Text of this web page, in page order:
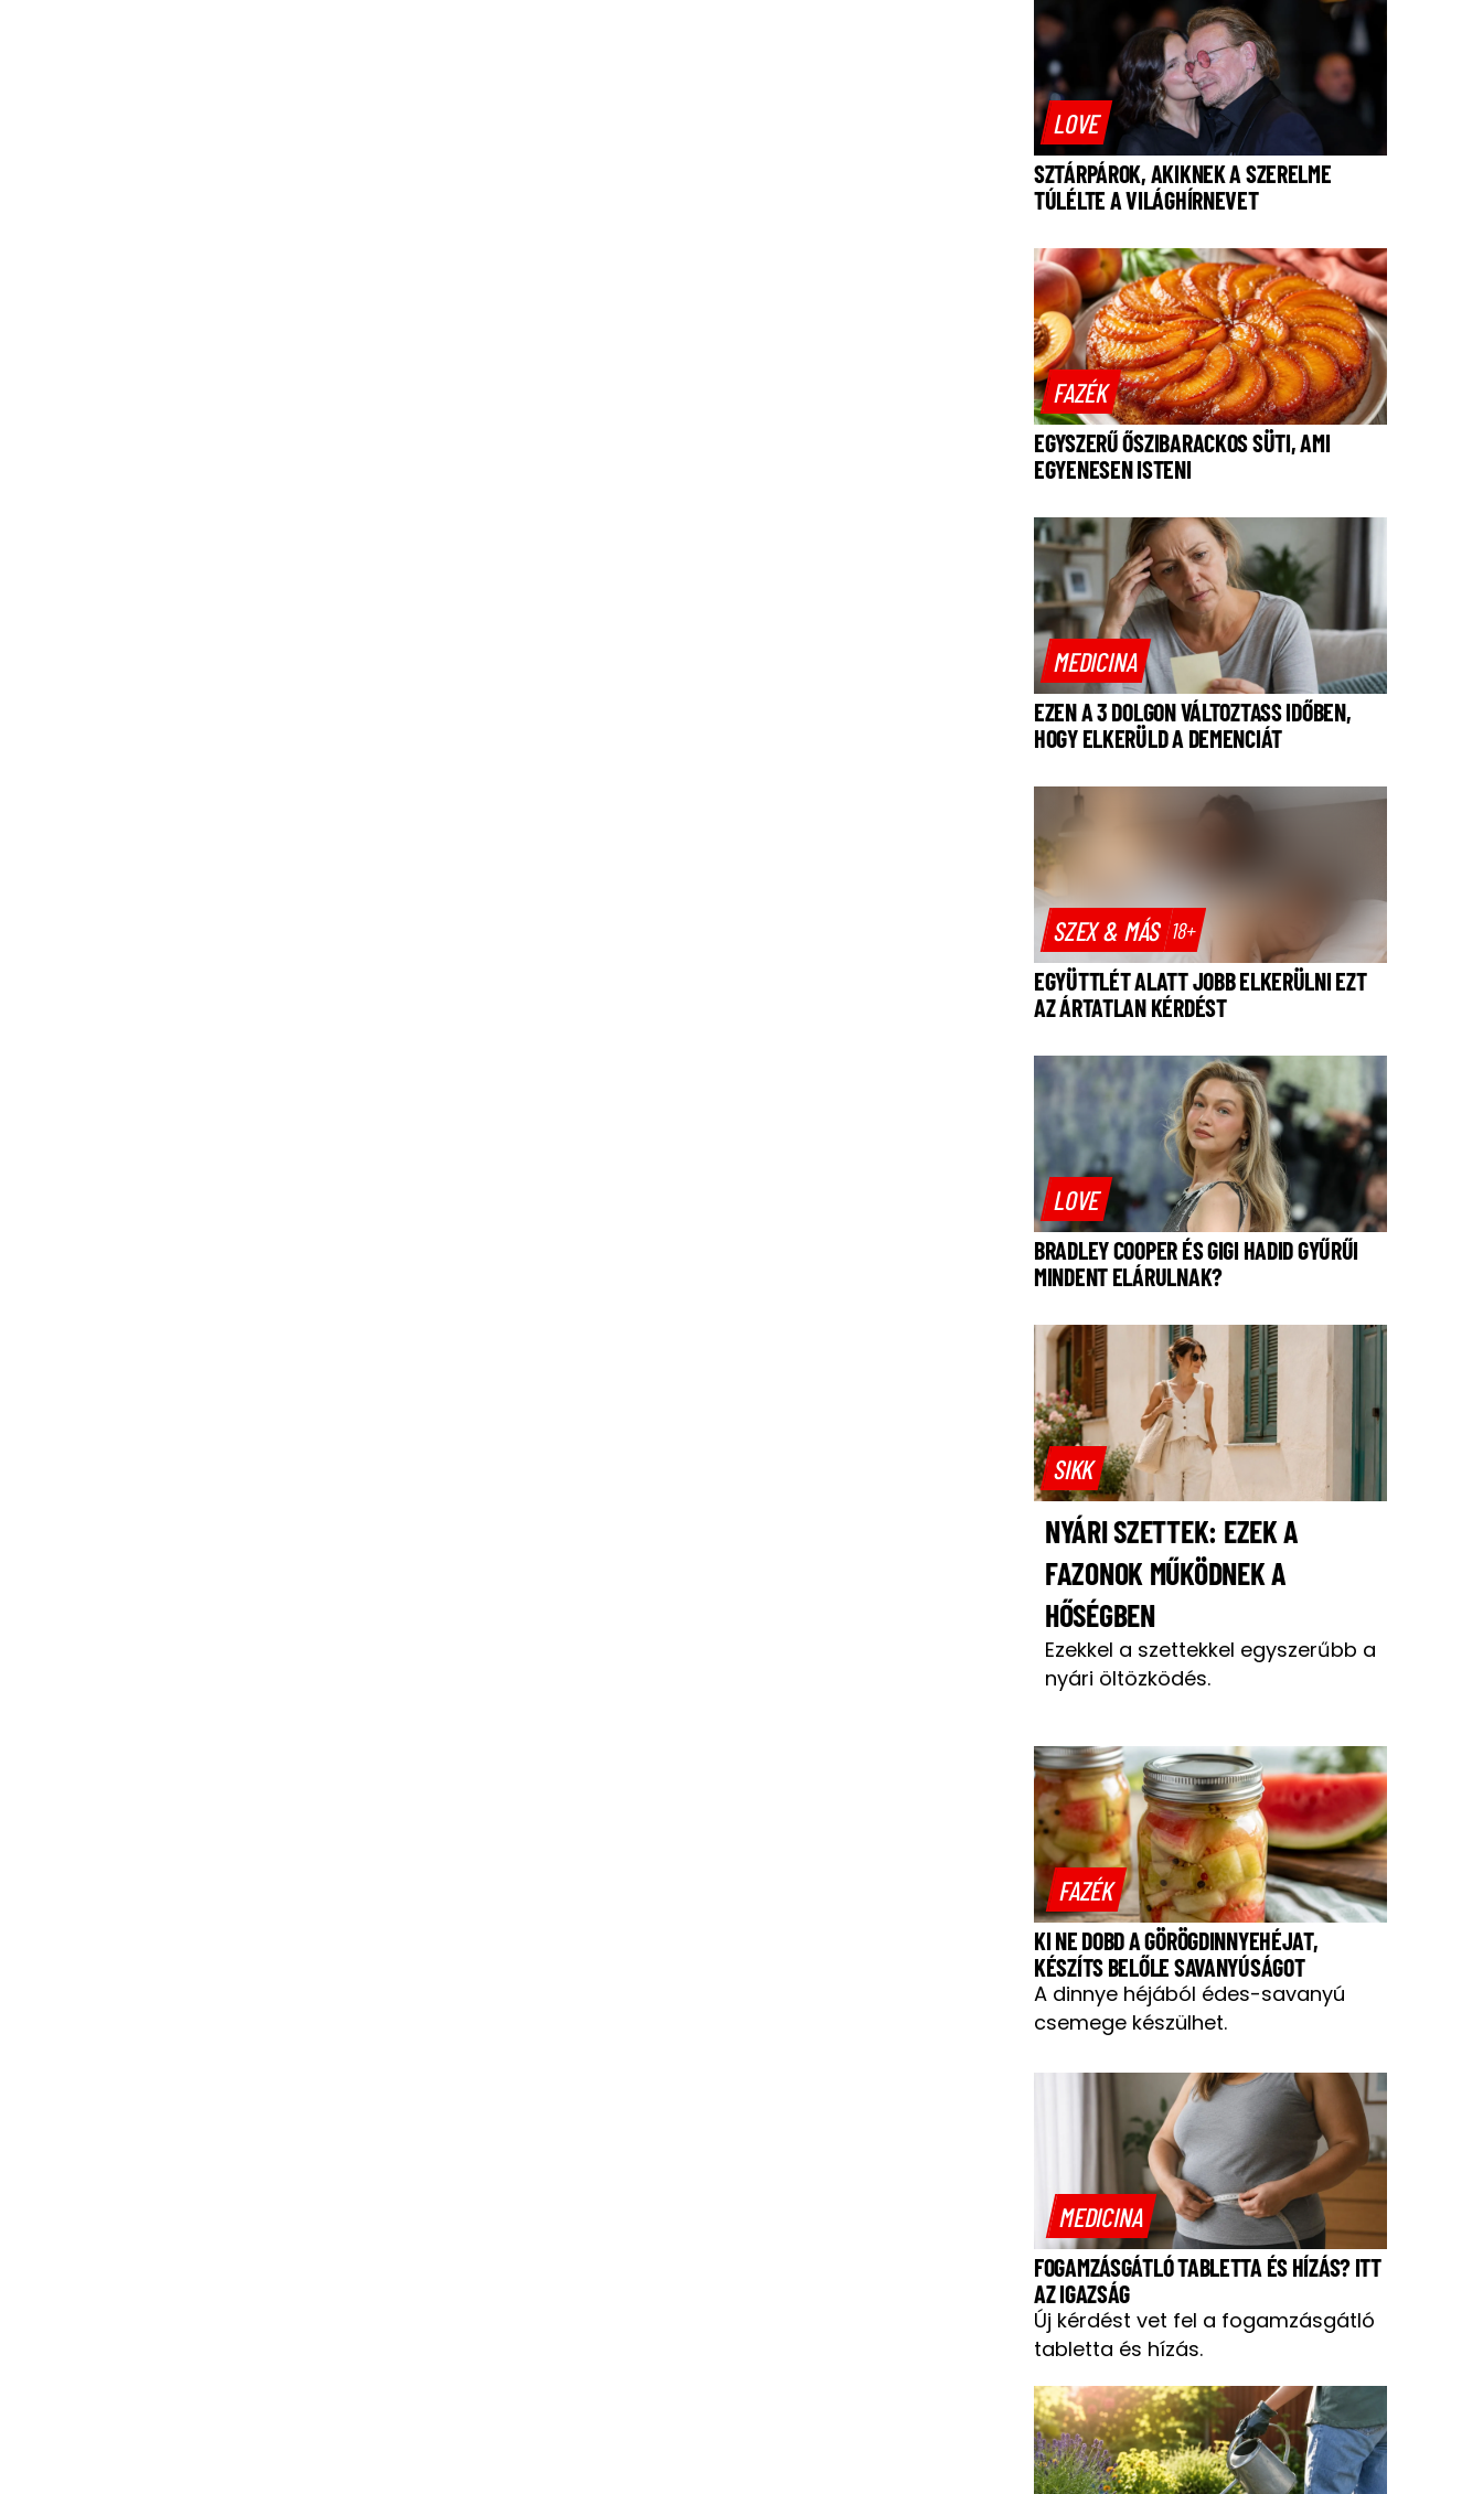
LOVE
SZTÁRPÁROK, AKIKNEK A SZERELME
TÚLÉLTE A VILÁGHÍRNEVET
FAZÉK
EGYSZERŰ ŐSZIBARACKOS SÜTI, AMI
EGYENESEN ISTENI
MEDICINA
EZEN A 3 DOLGON VÁLTOZTASS IDŐBEN,
HOGY ELKERÜLD A DEMENCIÁT
SZEX & MÁS 18+
EGYÜTTLÉT ALATT JOBB ELKERÜLNI EZT
AZ ÁRTATLAN KÉRDÉST
LOVE
BRADLEY COOPER ÉS GIGI HADID GYŰRŰI
MINDENT ELÁRULNAK?
SIKK
NYÁRI SZETTEK: EZEK A
FAZONOK MŰKÖDNEK A
HŐSÉGBEN
Ezekkel a szettekkel egyszerűbb a
nyári öltözködés.
FAZÉK
KI NE DOBD A GÖRÖGDINNYEHÉJAT,
KÉSZÍTS BELŐLE SAVANYÚSÁGOT
A dinnye héjából édes-savanyú
csemege készülhet.
MEDICINA
FOGAMZÁSGÁTLÓ TABLETTA ÉS HÍZÁS? ITT
AZ IGAZSÁG
Új kérdést vet fel a fogamzásgátló
tabletta és hízás.